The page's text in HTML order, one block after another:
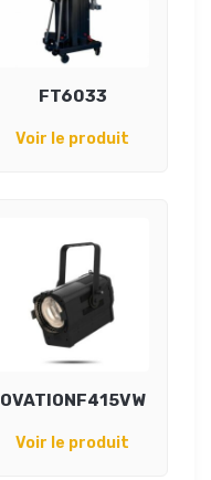
FT6033
Voir le produit
OVATIONF415VW
Voir le produit